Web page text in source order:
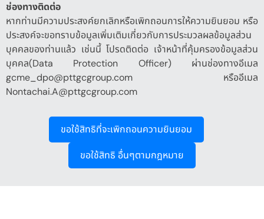
ช่องทางติดต่อ
หากท่านมีความประสงค์ยกเลิกหรือเพิกถอนการให้ความยินยอม หรือ
ประสงค์จะขอทราบข้อมูลเพิ่มเติมเกี่ยวกับการประมวลผลข้อมูลส่วน
บุคคลของท่านแล้ว เช่นนี้ โปรดติดต่อ เจ้าหน้าที่คุ้มครองข้อมูลส่วน
บุคคล(Data Protection Officer) ผ่านช่องทางอีเมล
gcme_dpo@pttgcgroup.com หรืออีเมล
Nontachai.A@pttgcgroup.com
ขอใช้สิทธิที่จะเพิกถอนความยินยอม
ขอใช้สิทธิ อื่นๆตามกฎหมาย